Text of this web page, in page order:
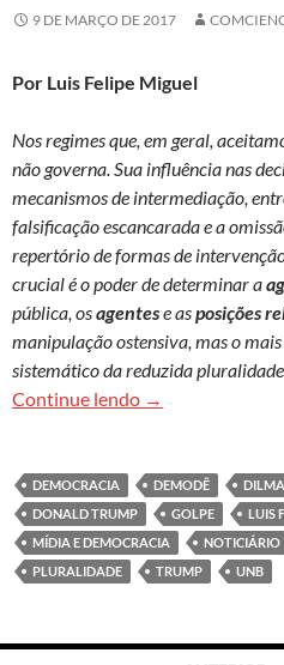
9 DE MARÇO DE 2017
Por Luis Felipe Miguel
Nos regimes que, em geral,
não governa. Sua influência nas
mecanismos de intermediação,
falsificação escancarada e a
repertório de formas de
crucial é o poder de determinar a
pública, osagentese asposições
manipulação ostensiva, mas o
sistemático da reduzida
Continue lendo Os meios de
→
DEMOCRACIA DEMODÊ DILMA
DONALD TRUMP
GOLPE LUIS
MÍDIA E DEMOCRACIA
NOTICIÁRIO
PLURALIDADE
TRUMP UNB